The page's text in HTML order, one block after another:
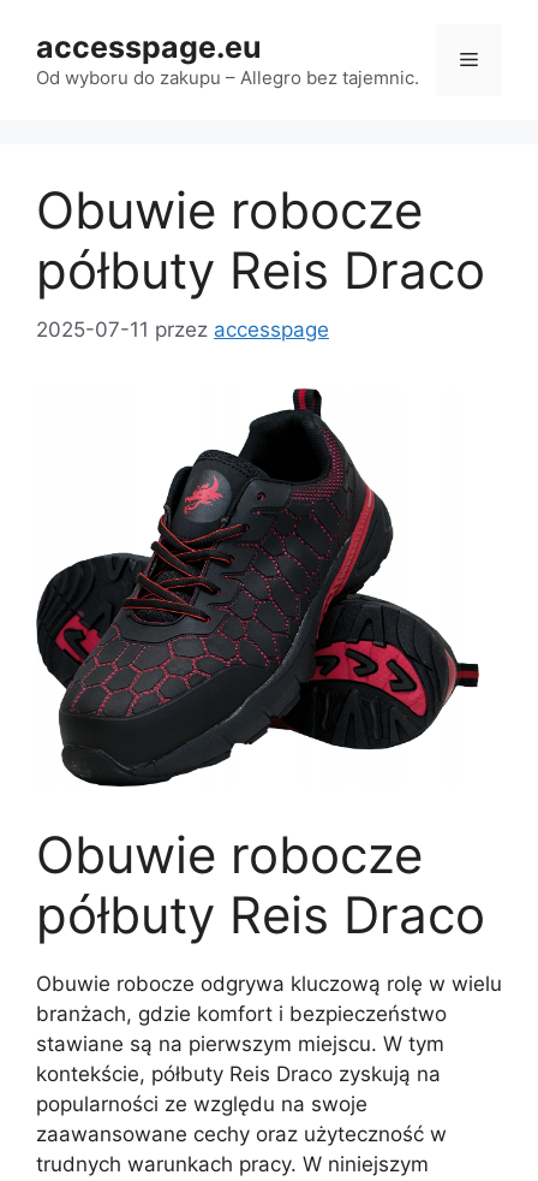
treści
accesspage.eu
Od wyboru do zakupu – Allegro bez tajemnic.
Menu
Obuwie robocze
półbuty Reis Draco
2025-07-11 przez accesspage
Obuwie robocze
półbuty Reis Draco
Obuwie robocze odgrywa kluczową rolę w wielu
branżach, gdzie komfort i bezpieczeństwo
stawiane są na pierwszym miejscu. W tym
kontekście, półbuty Reis Draco zyskują na
popularności ze względu na swoje
zaawansowane cechy oraz użyteczność w
trudnych warunkach pracy. W niniejszym